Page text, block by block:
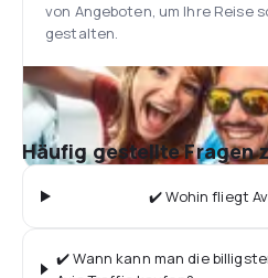
von Angeboten, um Ihre Reise
gestalten.
Häufig gestellte Fragen
✔️ Wohin fliegt
✔️ Wann kann man die